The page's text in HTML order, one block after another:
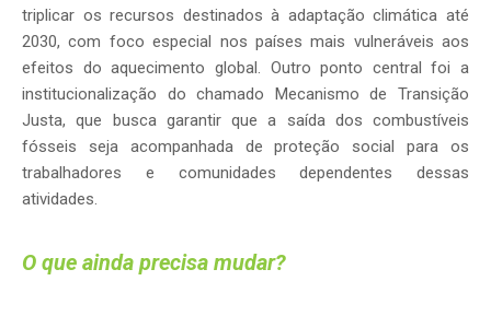
triplicar os recursos destinados à adaptação climática até
2030, com foco especial nos países mais vulneráveis aos
efeitos do aquecimento global. Outro ponto central foi a
institucionalização do chamado Mecanismo de Transição
Justa, que busca garantir que a saída dos combustíveis
fósseis seja acompanhada de proteção social para os
trabalhadores e comunidades dependentes dessas
atividades.
O que ainda precisa mudar?